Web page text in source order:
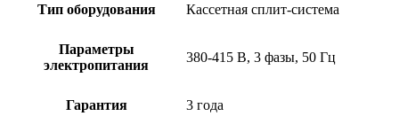
Тип оборудования Кассетная сплит-система
Параметры
электропитания
380-415 В, 3 фазы, 50 Гц
Гарантия 3 года